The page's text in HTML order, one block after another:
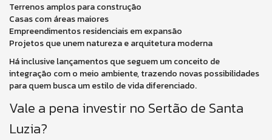
Terrenos amplos para construção
Casas com áreas maiores
Empreendimentos residenciais em expansão
Projetos que unem natureza e arquitetura moderna
Há inclusive lançamentos que seguem um conceito de
integração com o meio ambiente, trazendo novas possibilidades
para quem busca um estilo de vida diferenciado.
Vale a pena investir no Sertão de Santa
Luzia?